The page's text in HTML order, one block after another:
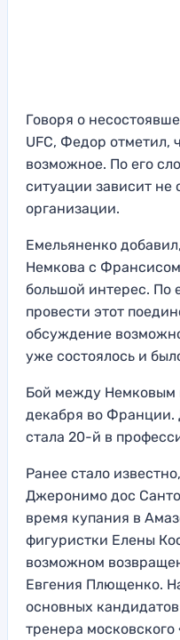
Говоря о
UFC, Федор отметил,
возможное. По его
ситуации зависит не
организации.
Емельяненко
Немкова с
большой интерес. По
провести этот
обсуждение
уже состоялось и
Бой между Немковым
декабря во Франции.
стала 20-й в
Ранее стало
Джеронимо дос
время купания в
фигуристки Елены
возможном
Евгения Плющенко.
основных
тренера